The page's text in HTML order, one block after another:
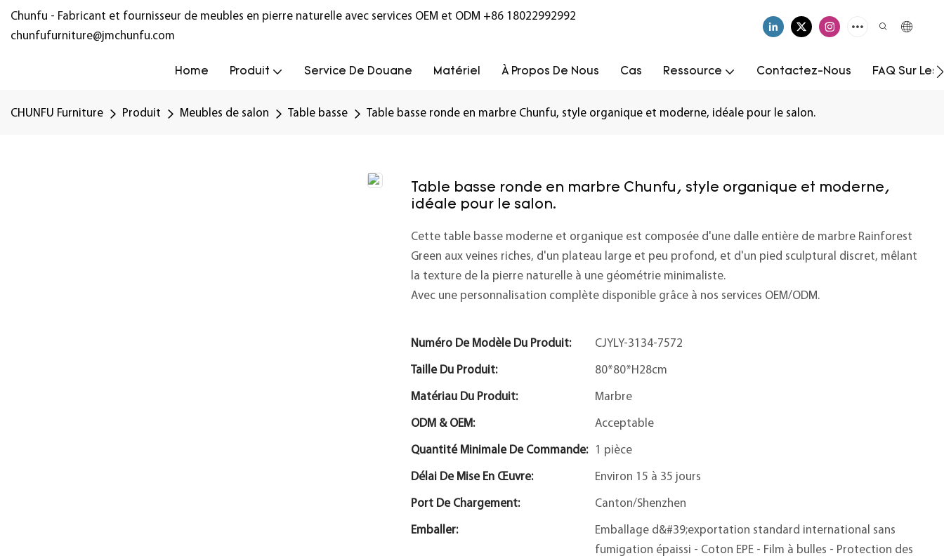
Chunfu - Fabricant et fournisseur de meubles en pierre naturelle avec services OEM et ODM +86 18022992992
chunfufurniture@jmchunfu.com
Home Produit Service De Douane Matériel À Propos De Nous Cas Ressource Contactez-Nous FAQ Sur
CHUNFU Furniture Produit Meubles de salon Table basse Table basse ronde en marbre Chunfu, style organique et moderne, idéale pour le salon.
Table basse ronde en marbre Chunfu, style organique et moderne,
idéale pour le salon.
Cette table basse moderne et organique est composée d'une dalle entière de marbre Rainforest
Green aux veines riches, d'un plateau large et peu profond, et d'un pied sculptural discret, mêlant
la texture de la pierre naturelle à une géométrie minimaliste.
Avec une personnalisation complète disponible grâce à nos services OEM/ODM.
Numéro De Modèle Du Produit: CJYLY-3134-7572
Taille Du Produit: 80*80*H28cm
Matériau Du Produit: Marbre
ODM & OEM: Acceptable
Quantité Minimale De Commande: 1 pièce
Délai De Mise En Œuvre: Environ 15 à 35 jours
Port De Chargement: Canton/Shenzhen
Emballer:
Emballage d&#39;exportation standard international sans
fumigation épaissi - Coton EPE - Film à bulles - Protection des